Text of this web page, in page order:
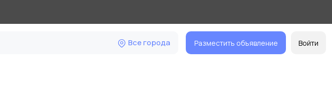
Все города Разместить объявление Войти